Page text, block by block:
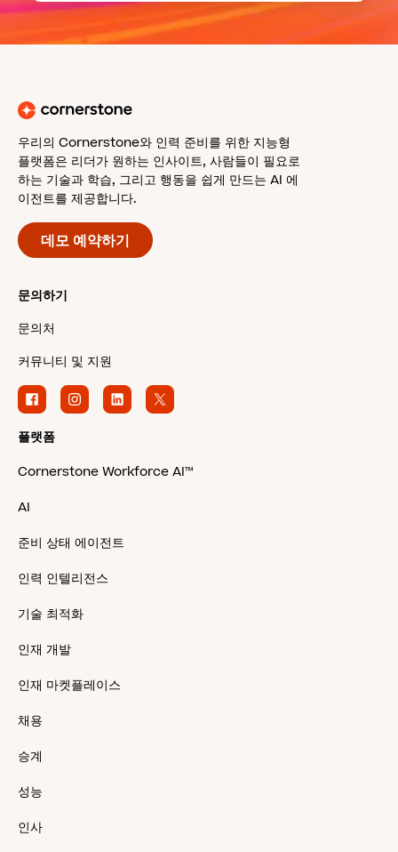
우리의 Cornerstone와 인력 준비를 위한 지능형
플랫폼은 리더가 원하는 인사이트, 사람들이 필요로
하는 기술과 학습, 그리고 행동을 쉽게 만드는 AI 에
이전트를 제공합니다.
데모 예약하기
문의하기
문의처
커뮤니티 및 지원
플랫폼
Cornerstone Workforce AI™
AI
준비 상태 에이전트
인력 인텔리전스
기술 최적화
인재 개발
인재 마켓플레이스
채용
승계
성능
인사